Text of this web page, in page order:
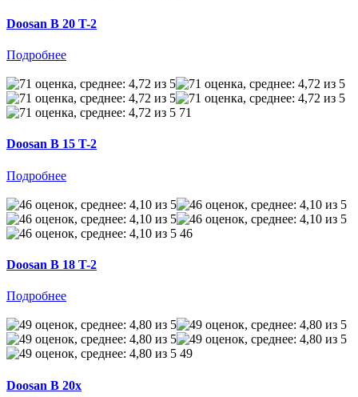
Doosan B 20 T-2
Подробнее
71
Doosan B 15 T-2
Подробнее
46
Doosan B 18 T-2
Подробнее
49
Doosan B 20x